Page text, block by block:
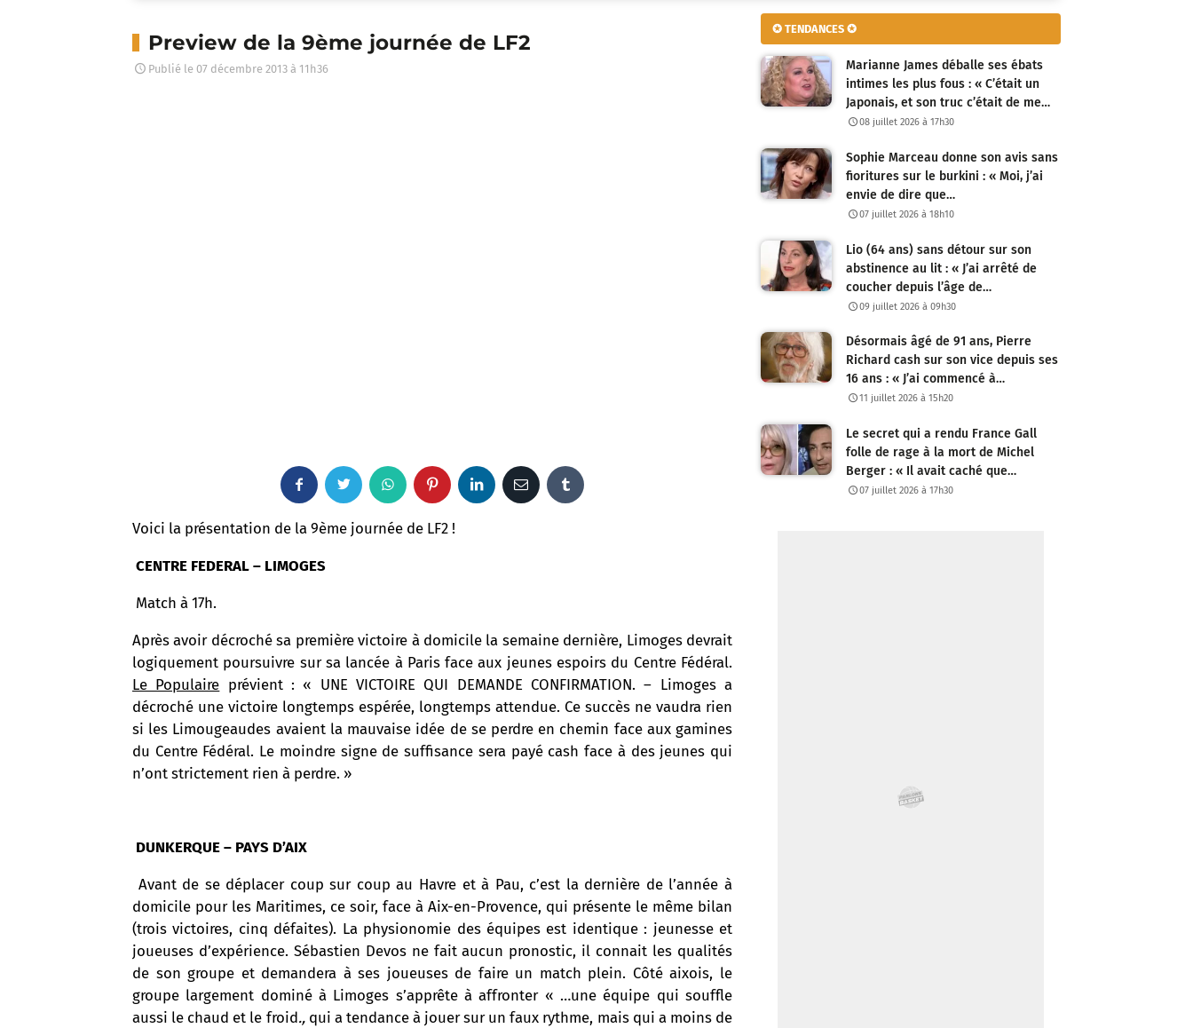
Preview de la 9ème journée de LF2
Publié le 07 décembre 2013 à 11h36
a
c
o
o
w
e
r
W
a
p
P
i
r
e
e
d
I
E
r
Voici la présentation de la 9ème journée de LF2 !
CENTRE FEDERAL – LIMOGES
Match à 17h.
Après avoir décroché sa première victoire à domicile la semaine dernière, Limoges devrait
logiquement poursuivre sur sa lancée à Paris face aux jeunes espoirs du Centre Fédéral.
Le Populaire prévient : « UNE VICTOIRE QUI DEMANDE CONFIRMATION. – Limoges a
décroché une victoire longtemps espérée, longtemps attendue. Ce succès ne vaudra rien
si les Limougeaudes avaient la mauvaise idée de se perdre en chemin face aux gamines
du Centre Fédéral. Le moindre signe de suffisance sera payé cash face à des jeunes qui
n’ont strictement rien à perdre. »
DUNKERQUE – PAYS D’AIX
Avant de se déplacer coup sur coup au Havre et à Pau, c’est la dernière de l’année à
domicile pour les Maritimes, ce soir, face à Aix-en-Provence, qui présente le même bilan
(trois victoires, cinq défaites). La physionomie des équipes est identique : jeunesse et
joueuses d’expérience. Sébastien Devos ne fait aucun pronostic, il connait les qualités
de son groupe et demandera à ses joueuses de faire un match plein. Côté aixois, le
groupe largement dominé à Limoges s’apprête à affronter « …une équipe qui souffle
aussi le chaud et le froid., qui a tendance à jouer sur un faux rythme, mais qui a moins de
✪ TENDANCES ✪
Marianne James déballe ses ébats
intimes les plus fous : « C’était un
Japonais, et son truc c’était de me…
08 juillet 2026 à 17h30
Sophie Marceau donne son avis sans
fioritures sur le burkini : « Moi, j’ai
envie de dire que…
07 juillet 2026 à 18h10
Lio (64 ans) sans détour sur son
abstinence au lit : « J’ai arrêté de
coucher depuis l’âge de…
09 juillet 2026 à 09h30
Désormais âgé de 91 ans, Pierre
Richard cash sur son vice depuis ses
16 ans : « J’ai commencé à…
11 juillet 2026 à 15h20
Le secret qui a rendu France Gall
folle de rage à la mort de Michel
Berger : « Il avait caché que…
07 juillet 2026 à 17h30